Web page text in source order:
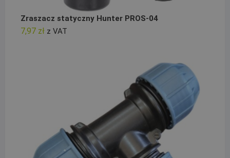
Zraszacz statyczny Hunter PROS-04
7,97 zł z VAT